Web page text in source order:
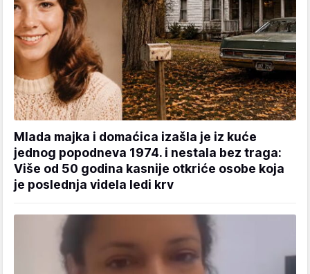
Mlada majka i domaćica izašla je iz kuće
jednog popodneva 1974. i nestala bez traga:
Više od 50 godina kasnije otkriće osobe koja
je poslednja videla ledi krv